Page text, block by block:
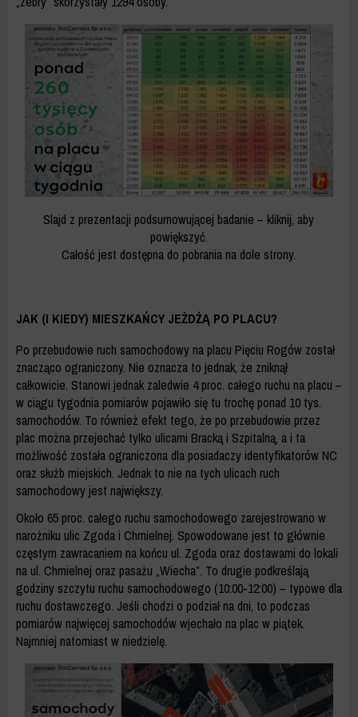
Slajd z prezentacji podsumowującej badanie – kliknij, aby
powiększyć.
Całość jest dostępna do pobrania na dole strony.
JAK (I KIEDY) MIESZKAŃCY JEŻDŻĄ PO PLACU?
Po przebudowie ruch samochodowy na placu Pięciu Rogów został
znacząco ograniczony. Nie oznacza to jednak, że zniknął
całkowicie. Stanowi jednak zaledwie 4 proc. całego ruchu na placu –
w ciągu tygodnia pomiarów pojawiło się tu trochę ponad 10 tys.
samochodów. To również efekt tego, że po przebudowie przez
plac można przejechać tylko ulicami Bracką i Szpitalną, a i ta
możliwość została ograniczona dla posiadaczy identyfikatorów NC
oraz służb miejskich. Jednak to nie na tych ulicach ruch
samochodowy jest największy.
Około 65 proc. całego ruchu samochodowego zarejestrowano w
narożniku ulic Zgoda i Chmielnej. Spowodowane jest to głównie
częstym zawracaniem na końcu ul. Zgoda oraz dostawami do lokali
na ul. Chmielnej oraz pasażu „Wiecha”. To drugie podkreślają
godziny szczytu ruchu samochodowego (10:00-12:00) – typowe dla
ruchu dostawczego. Jeśli chodzi o podział na dni, to podczas
pomiarów najwięcej samochodów wjechało na plac w piątek.
Najmniej natomiast w niedzielę.